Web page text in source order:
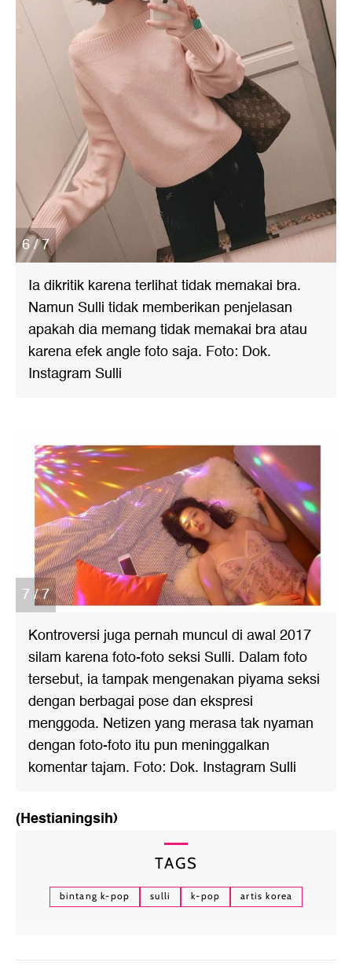
6 / 7
Ia dikritik karena terlihat tidak memakai bra.
Namun Sulli tidak memberikan penjelasan
apakah dia memang tidak memakai bra atau
karena efek angle foto saja. Foto: Dok.
Instagram Sulli
7 / 7
Kontroversi juga pernah muncul di awal 2017
silam karena foto-foto seksi Sulli. Dalam foto
tersebut, ia tampak mengenakan piyama seksi
dengan berbagai pose dan ekspresi
menggoda. Netizen yang merasa tak nyaman
dengan foto-foto itu pun meninggalkan
komentar tajam. Foto: Dok. Instagram Sulli
(Hestianingsih)
TAGS
bintang k-pop sulli k-pop artis korea